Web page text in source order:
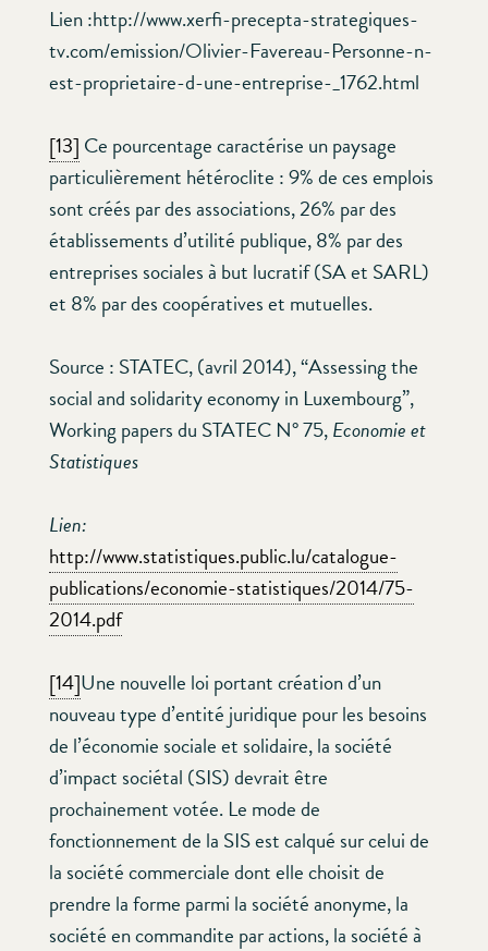
Lien :http://www.xerfi-precepta-strategiques-
tv.com/emission/Olivier-Favereau-Personne-n-
est-proprietaire-d-une-entreprise-_1762.html
[13] Ce pourcentage caractérise un paysage
particulièrement hétéroclite : 9% de ces emplois
sont créés par des associations, 26% par des
établissements d’utilité publique, 8% par des
entreprises sociales à but lucratif (SA et SARL)
et 8% par des coopératives et mutuelles.
Source : STATEC, (avril 2014), “Assessing the
social and solidarity economy in Luxembourg”,
Working papers du STATEC N° 75,Economie et
Statistiques
Lien:
http://www.statistiques.public.lu/catalogue-
publications/economie-statistiques/2014/75-
2014.pdf
[14]Une nouvelle loi portant création d’un
nouveau type d’entité juridique pour les besoins
de l’économie sociale et solidaire, la société
d’impact sociétal (SIS) devrait être
prochainement votée. Le mode de
fonctionnement de la SIS est calqué sur celui de
la société commerciale dont elle choisit de
prendre la forme parmi la société anonyme, la
société en commandite par actions, la société à